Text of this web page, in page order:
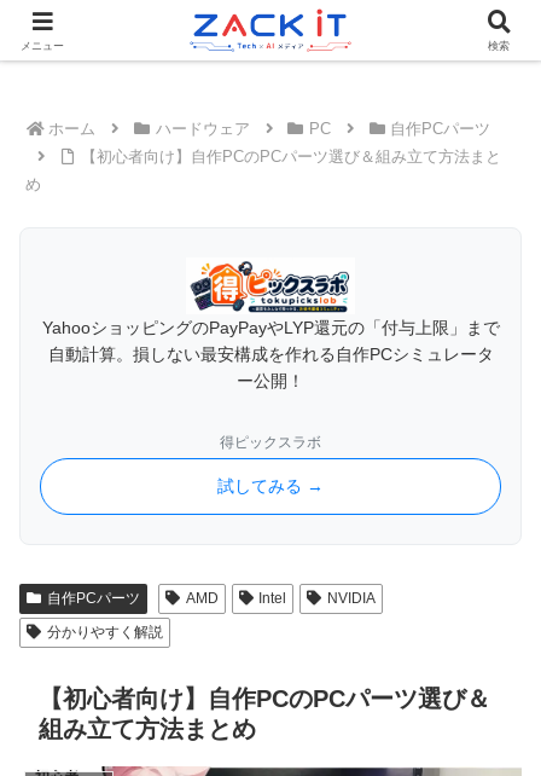
Tech×AIメディア『ZACK IT - 未来をもっと身近に』
ホーム ハードウェア PC
自作PCパーツ
【初心者向け】自作PCのPCパーツ選び＆組み立て方法まと
め
YahooショッピングのPayPayやLYP還元の「付与上限」まで
自動計算。損しない最安構成を作れる自作PCシミュレータ
ー公開！
得ピックスラボ
試してみる →
自作PCパーツ AMD Intel
NVIDIA
分かりやすく解説
【初心者向け】自作PCのPCパーツ選び＆
組み立て方法まとめ
メニュー 検索